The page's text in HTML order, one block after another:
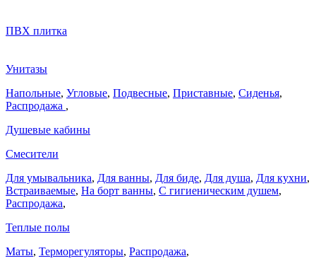
ПВХ плитка
Унитазы
Напольные, Угловые, Подвесные, Приставные, Сиденья,
Распродажа ,
Душевые кабины
Смесители
Для умывальника, Для ванны, Для биде, Для душа, Для кухни,
Встраиваемые, На борт ванны, C гигиеническим душем,
Распродажа,
Теплые полы
Маты, Терморегуляторы, Распродажа,